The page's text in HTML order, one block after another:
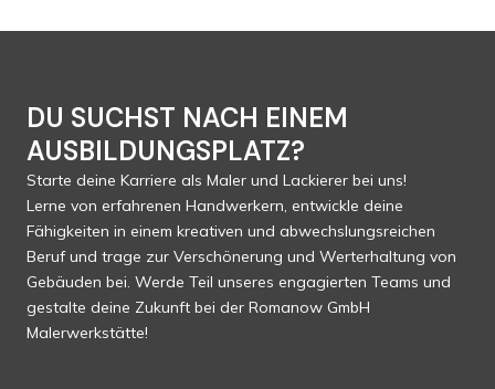
DU SUCHST NACH EINEM
AUSBILDUNGSPLATZ?
Starte deine Karriere als Maler und Lackierer bei uns!
Lerne von erfahrenen Handwerkern, entwickle deine
Fähigkeiten in einem kreativen und abwechslungsreichen
Beruf und trage zur Verschönerung und Werterhaltung von
Gebäuden bei. Werde Teil unseres engagierten Teams und
gestalte deine Zukunft bei der Romanow GmbH
Malerwerkstätte!